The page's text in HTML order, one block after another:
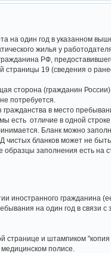
на один год в указанном
жилья у
РФ,
19 (сведения о
сторона (гражданин
потребуется.
в место
отличие в одной строке.
Бланк можно
бланков может не быть
образцы заполнения есть
иностранного гражданина
на один год в связи с
странице и штампиком
полисе.